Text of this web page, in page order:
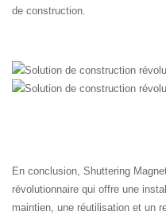
de construction.
En conclusion, Shuttering
révolutionnaire qui offre une
maintien, une réutilisation et un